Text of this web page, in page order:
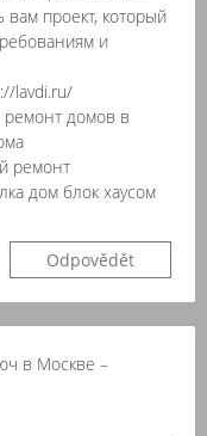
проект, который
и
lavdi.ru/
ремонт домов в
ремонт
дом блок хаусом
Odpovědět
в Москве –